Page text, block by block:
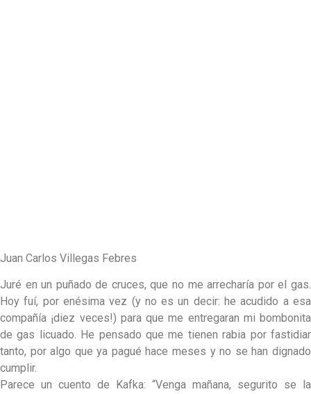
Juan Carlos Villegas Febres
Juré en un puñado de cruces, que no me arrecharía por el gas.
Hoy fuí, por enésima vez (y no es un decir: he acudido a esa
compañía ¡diez veces!) para que me entregaran mi bombonita
de gas licuado. He pensado que me tienen rabia por fastidiar
tanto, por algo que ya pagué hace meses y no se han dignado
cumplir.
Parece un cuento de Kafka: “Venga mañana, segurito se la